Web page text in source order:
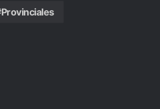
Provinciales